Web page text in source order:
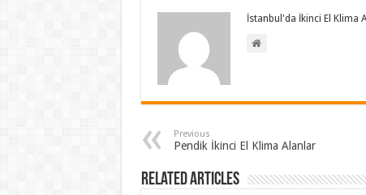
İstanbul'da İkinci El Klima
Previous
Pendik İkinci El Klima Alanlar
Related Articles